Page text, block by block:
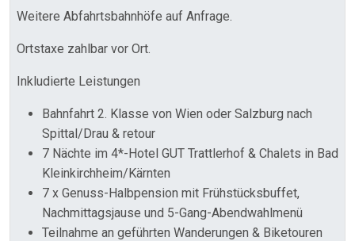
Weitere Abfahrtsbahnhöfe auf Anfrage.
Ortstaxe zahlbar vor Ort.
Inkludierte Leistungen
Bahnfahrt 2. Klasse von Wien oder Salzburg nach
Spittal/Drau & retour
7 Nächte im 4*-Hotel GUT Trattlerhof & Chalets in Bad
Kleinkirchheim/Kärnten
7 x Genuss-Halbpension mit Frühstücksbuffet,
Nachmittagsjause und 5-Gang-Abendwahlmenü
Teilnahme an geführten Wanderungen & Biketouren